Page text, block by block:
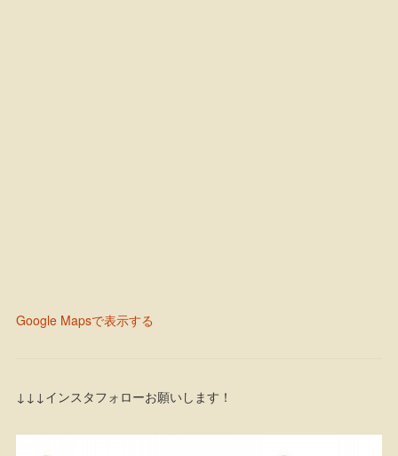
Google Mapsで表示する
↓↓↓インスタフォローお願いします！